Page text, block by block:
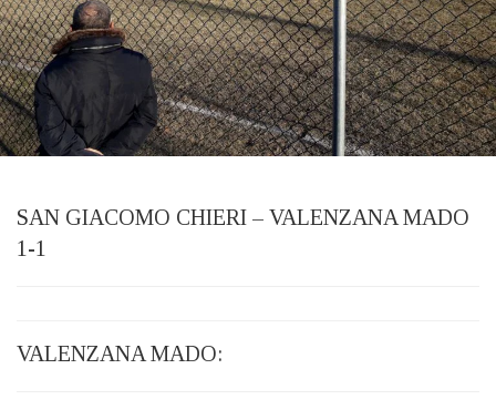
SAN GIACOMO CHIERI – VALENZANA MADO
1-1
VALENZANA MADO: